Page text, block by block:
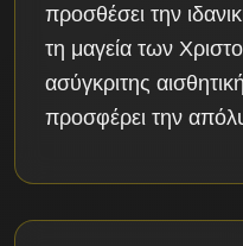
προσθέσει την
τη μαγεία των
ασύγκριτης
προσφέρει την